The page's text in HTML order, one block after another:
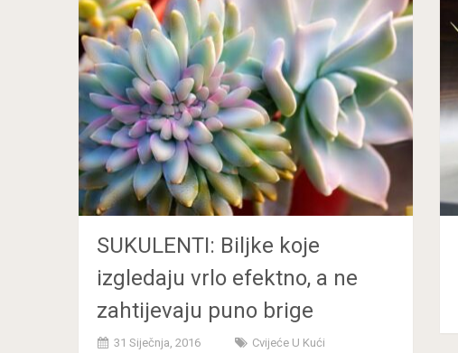
SUKULENTI: Biljke koje
izgledaju vrlo efektno, a ne
zahtijevaju puno brige
31 Siječnja, 2016 Cvijeće U Kući